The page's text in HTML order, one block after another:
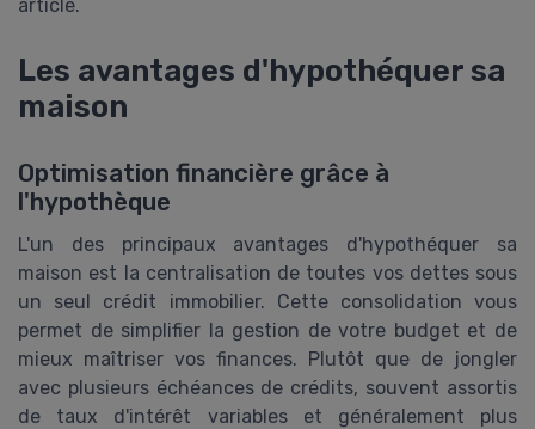
article.
Les avantages d'hypothéquer sa
maison
Optimisation financière grâce à
l'hypothèque
L'un des principaux avantages d'hypothéquer sa
maison est la centralisation de toutes vos dettes sous
un seul crédit immobilier. Cette consolidation vous
permet de simplifier la gestion de votre budget et de
mieux maîtriser vos finances. Plutôt que de jongler
avec plusieurs échéances de crédits, souvent assortis
de taux d'intérêt variables et généralement plus